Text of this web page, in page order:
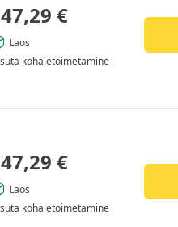
€
Laos
kohaletoimetamine
€
Laos
kohaletoimetamine